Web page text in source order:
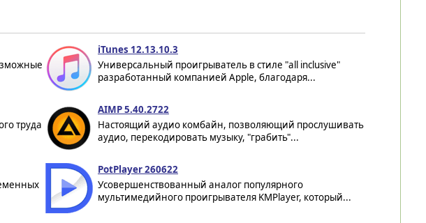
iTunes 12.13.10.3
Универсальный проигрыватель в стиле "all inclusive"
разработанный компанией Apple, благодаря...
труда
AIMP 5.40.2722
Настоящий аудио комбайн, позволяющий прослушивать
аудио, перекодировать музыку, "грабить"...
PotPlayer 260622
Усовершенствованный аналог популярного
мультимедийного проигрывателя KMPlayer, который...